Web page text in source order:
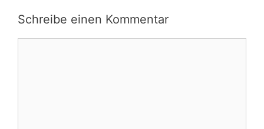
Schreibe einen Kommentar